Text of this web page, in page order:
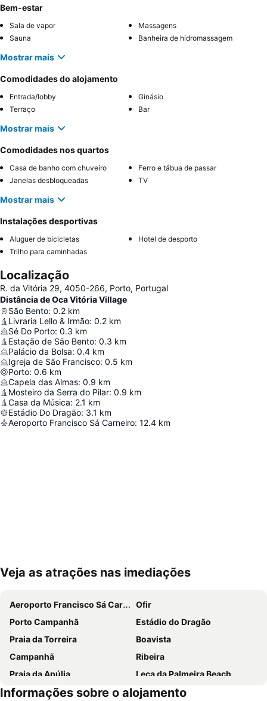
Bem-estar
Sala de vapor
Massagens
Sauna
Banheira de hidromassagem
Mostrar mais
Comodidades do alojamento
Entrada/lobby
Ginásio
Terraço
Bar
Mostrar mais
Comodidades nos quartos
Casa de banho com chuveiro
Ferro e tábua de passar
Janelas desbloqueadas
TV
Mostrar mais
Instalações desportivas
Aluguer de bicicletas
Hotel de desporto
Trilho para caminhadas
Localização
R. da Vitória 29, 4050-266, Porto, Portugal
Distância de Oca Vitória Village
São Bento: 0.2 km
Livraria Lello & Irmão: 0.2 km
Sé Do Porto: 0.3 km
Estação de São Bento: 0.3 km
Palácio da Bolsa: 0.4 km
Igreja de São Francisco: 0.5 km
Porto: 0.6 km
Capela das Almas: 0.9 km
Mosteiro da Serra do Pilar: 0.9 km
Casa da Música: 2.1 km
Estádio Do Dragão: 3.1 km
Aeroporto Francisco Sá Carneiro: 12.4 km
Ampliar mapa
Veja as atrações nas imediações
Aeroporto Francisco Sá Carneiro
Ofir
Porto Campanhã
Estádio do Dragão
Praia da Torreira
Boavista
Campanhã
Ribeira
Praia da Apúlia
Leça da Palmeira Beach
Parque aquático de Amarante
Pavilhão Multiusos Gondomar
Informações sobre o alojamento